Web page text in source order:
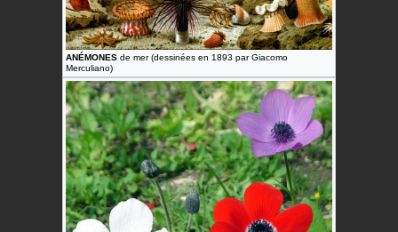
ANÉMONES de mer (dessinées en 1893 par Giacomo
Merculiano)